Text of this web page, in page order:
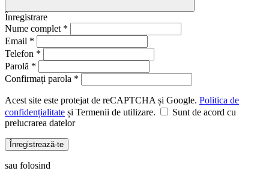
Înregistrare
Nume complet *
Email *
Telefon *
Parolă *
Confirmați parola *
Acest site este protejat de reCAPTCHA și Google. Politica de
confidențialitate și Termenii de utilizare.
Sunt de acord cu
prelucrarea datelor
Înregistrează-te
sau folosind